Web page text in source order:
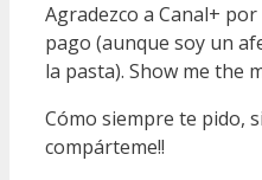
Agradezco a Canal+
pago (aunque soy un
la pasta). Show me the
Cómo siempre te pido,
compárteme!!